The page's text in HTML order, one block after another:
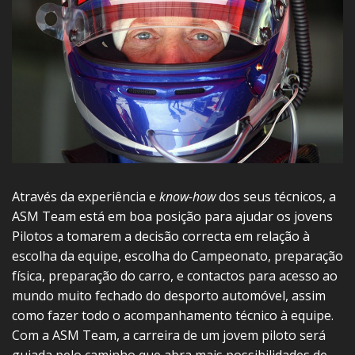
Através da experiência e know-howdos seus técnicos, a
ASM Team está em boa posição para ajudar os jovens
Pilotos a tomarem a decisão correcta em relação à
escolha da equipe, escolha do Campeonato, preparação
física, preparação do carro, e contactos para acesso ao
mundo muito fechado do desporto automóvel, assim
como fazer todo o acompanhamento técnico à equipe.
Com a ASM Team, a carreira de um jovem piloto será